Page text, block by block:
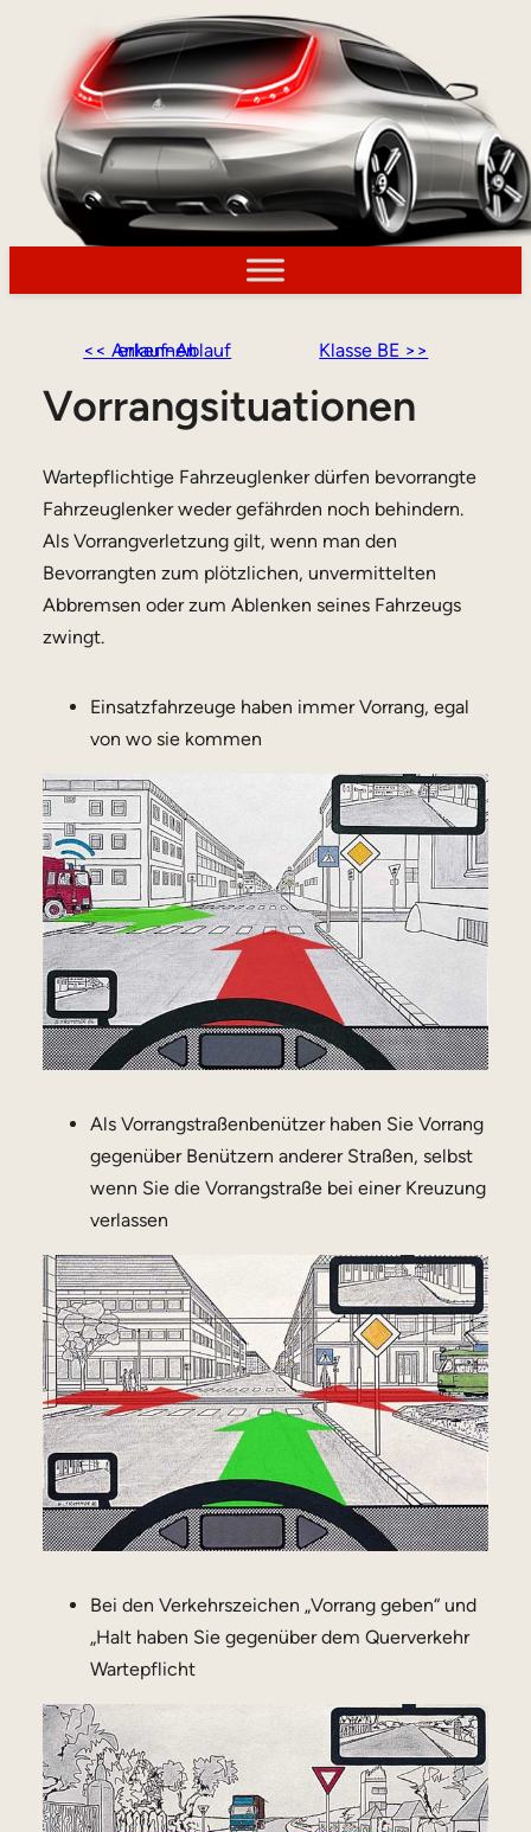
<< Anlauf-Ablauf erkennen Klasse BE >>
Vorrangsituationen
Wartepflichtige Fahrzeuglenker dürfen bevorrangte
Fahrzeuglenker weder gefährden noch behindern.
Als Vorrangverletzung gilt, wenn man den
Bevorrangten zum plötzlichen, unvermittelten
Abbremsen oder zum Ablenken seines Fahrzeugs
zwingt.
Einsatzfahrzeuge haben immer Vorrang, egal
von wo sie kommen
Als Vorrangstraßenbenützer haben Sie Vorrang
gegenüber Benützern anderer Straßen, selbst
wenn Sie die Vorrangstraße bei einer Kreuzung
verlassen
Bei den Verkehrszeichen „Vorrang geben“ und
„Halt haben Sie gegenüber dem Querverkehr
Wartepflicht